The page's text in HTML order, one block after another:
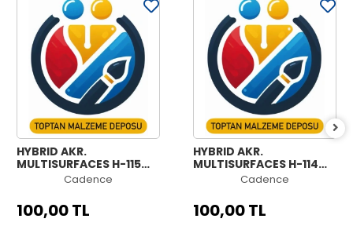
HYBRID AKR.
MULTISURFACES H-115
GECE MAVİSİ 70ML
Cadence
100,00 TL
HYBRID AKR.
MULTISURFACES H-114
AÇIK MENEKŞE 70ML
Cadence
100,00 TL